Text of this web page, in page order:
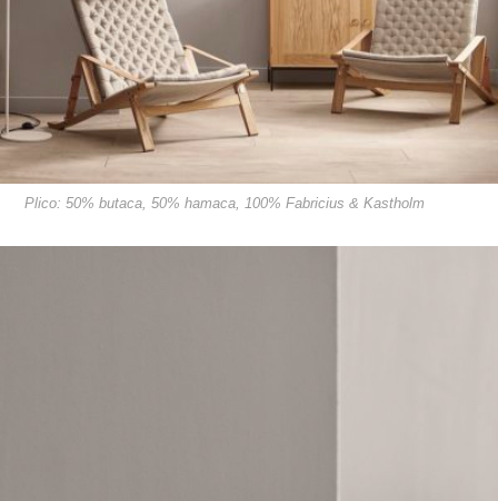
Plico: 50% butaca, 50% hamaca, 100% Fabricius & Kastholm